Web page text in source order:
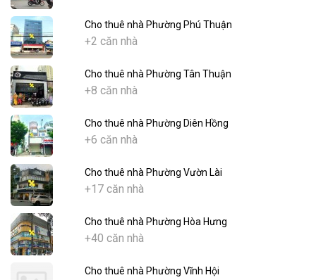
Cho thuê nhà Phường Phú Thuận
+2 căn nhà
Cho thuê nhà Phường Tân Thuận
+8 căn nhà
Cho thuê nhà Phường Diên Hồng
+6 căn nhà
Cho thuê nhà Phường Vườn Lài
+17 căn nhà
Cho thuê nhà Phường Hòa Hưng
+40 căn nhà
Cho thuê nhà Phường Vĩnh Hội